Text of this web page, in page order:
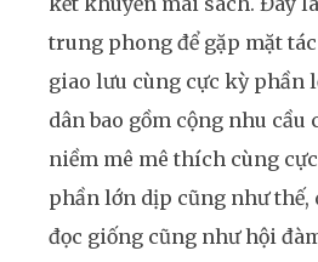
trung phong để gặp mặt
giao lưu cùng cực kỳ
dân bao gồm cộng nhu
niềm mê mê thích cùng
phần lớn dịp cũng như
đọc giống cũng như hội